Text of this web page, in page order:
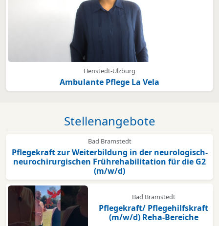
Henstedt-Ulzburg
Ambulante Pflege La Vela
Stellenangebote
Bad Bramstedt
Pflegekraft zur Weiterbildung in der neurologisch-
neurochirurgischen Frührehabilitation für die G2
(m/w/d)
Bad Bramstedt
Pflegekraft/ Pflegehilfskraft
(m/w/d) Reha-Bereiche